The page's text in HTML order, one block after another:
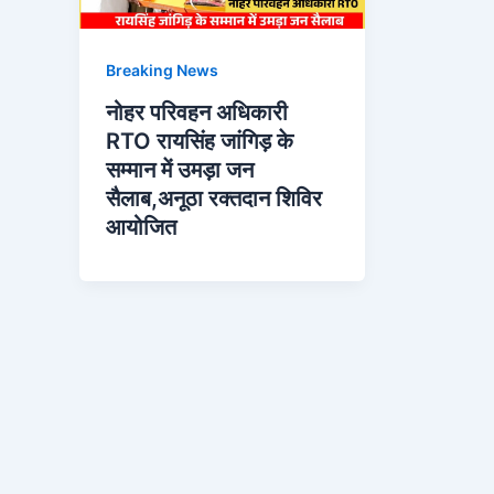
Breaking News
नोहर परिवहन अधिकारी
RTO रायसिंह जांगिड़ के
सम्मान में उमड़ा जन
सैलाब,अनूठा रक्तदान शिविर
आयोजित